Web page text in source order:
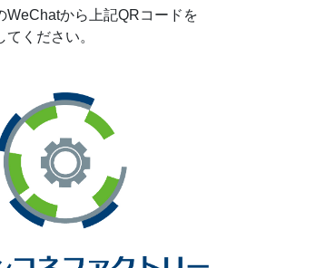
から上記QRコードを
てください。